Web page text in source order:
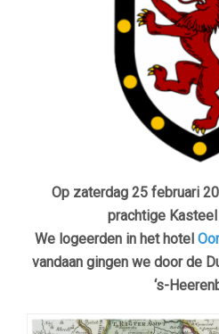
Op zaterdag 25 februari
prachtige
We logeerden in het hotel
vandaan gingen we door de
‘s-